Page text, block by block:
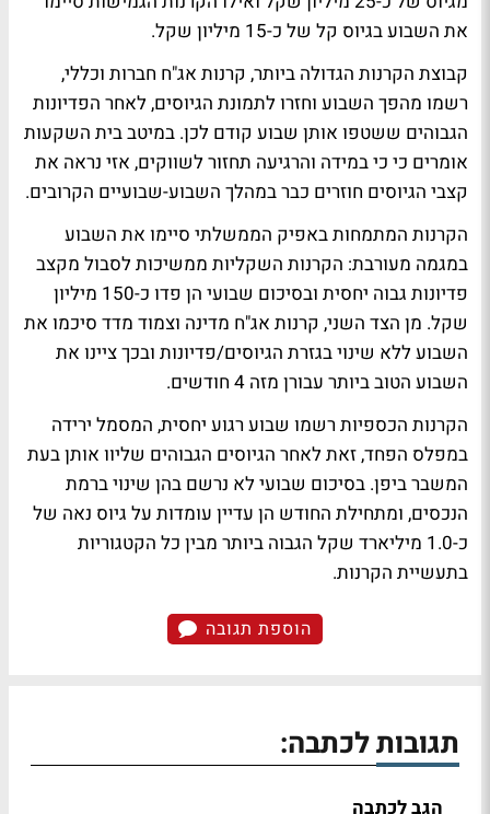
את השבוע בגיוס קל של כ-15 מיליון שקל.
קבוצת הקרנות הגדולה ביותר, קרנות אג"ח חברות וכללי,
רשמו מהפך השבוע וחזרו לתמונת הגיוסים, לאחר הפדיונות
הגבוהים ששטפו אותן שבוע קודם לכן. במיטב בית השקעות
אומרים כי כי במידה והרגיעה תחזור לשווקים, אזי נראה את
קצבי הגיוסים חוזרים כבר במהלך השבוע-שבועיים הקרובים.
הקרנות המתמחות באפיק הממשלתי סיימו את השבוע
במגמה מעורבת: הקרנות השקליות ממשיכות לסבול מקצב
פדיונות גבוה יחסית ובסיכום שבועי הן פדו כ-150 מיליון
שקל. מן הצד השני, קרנות אג"ח מדינה וצמוד מדד סיכמו את
השבוע ללא שינוי בגזרת הגיוסים/פדיונות ובכך ציינו את
השבוע הטוב ביותר עבורן מזה 4 חודשים.
הקרנות הכספיות רשמו שבוע רגוע יחסית, המסמל ירידה
במפלס הפחד, זאת לאחר הגיוסים הגבוהים שליוו אותן בעת
המשבר ביפן. בסיכום שבועי לא נרשם בהן שינוי ברמת
הנכסים, ומתחילת החודש הן עדיין עומדות על גיוס נאה של
כ-1.0 מיליארד שקל הגבוה ביותר מבין כל הקטגוריות
בתעשיית הקרנות.
הוספת תגובה
תגובות לכתבה:
הגב לכתבה